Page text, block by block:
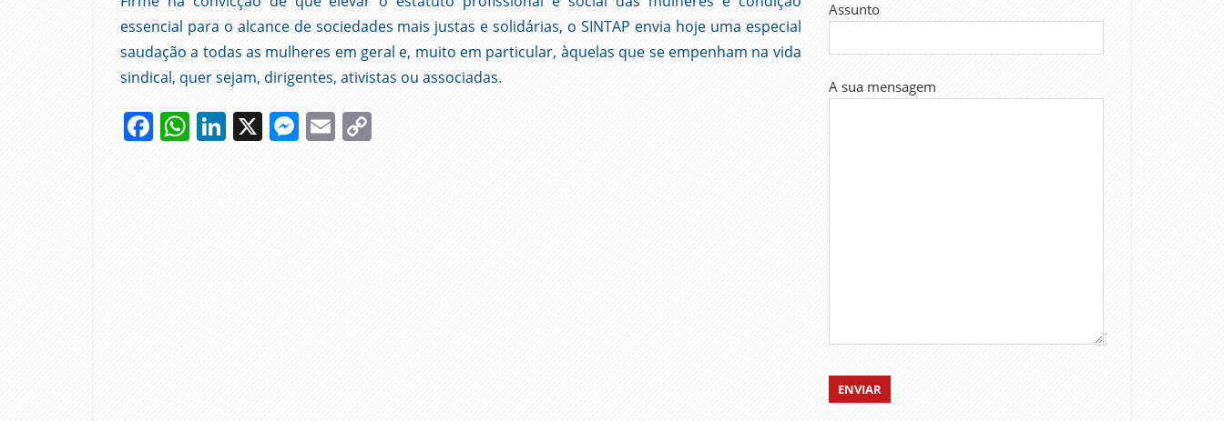
essencial para o alcance de sociedades mais justas e solidárias, o SINTAP envia hoje uma especial
saudação a todas as mulheres em geral e, muito em particular, àquelas que se empenham na vida
sindical, quer sejam, dirigentes, ativistas ou associadas.
Facebook
WhatsApp
LinkedIn
X Messenger
Email
Assunto
A sua mensagem